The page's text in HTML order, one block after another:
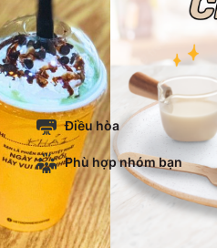
Điều hòa
Phù hợp nhóm bạn